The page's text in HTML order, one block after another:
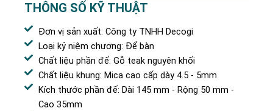
THÔNG SỐ KỸ THUẬT
Đơn vị sản xuất: Công ty TNHH Decogi
Loại kỷ niệm chương: Để bàn
Chất liệu phần đế: Gỗ teak nguyên khối
Chất liệu khung: Mica cao cấp dày 4.5 - 5mm
Kích thước phần đế: Dài 145 mm - Rộng 50 mm -
Cao 35mm